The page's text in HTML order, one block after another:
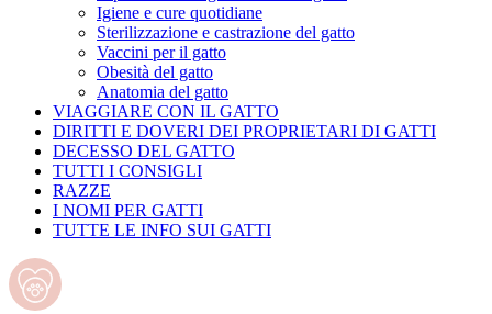
Igiene e cure quotidiane
Sterilizzazione e castrazione del gatto
Vaccini per il gatto
Obesità del gatto
Anatomia del gatto
VIAGGIARE CON IL GATTO
DIRITTI E DOVERI DEI PROPRIETARI DI GATTI
DECESSO DEL GATTO
TUTTI I CONSIGLI
RAZZE
I NOMI PER GATTI
TUTTE LE INFO SUI GATTI